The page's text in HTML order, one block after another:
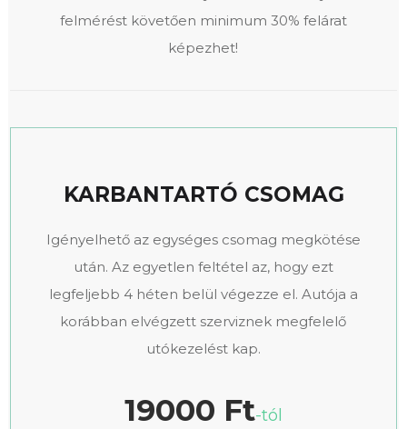
felmérést követően minimum 30% felárat
képezhet!
KARBANTARTÓ CSOMAG
Igényelhető az egységes csomag megkötése
után. Az egyetlen feltétel az, hogy ezt
legfeljebb 4 héten belül végezze el. Autója a
korábban elvégzett szerviznek megfelelő
utókezelést kap.
19000 Ft-tól